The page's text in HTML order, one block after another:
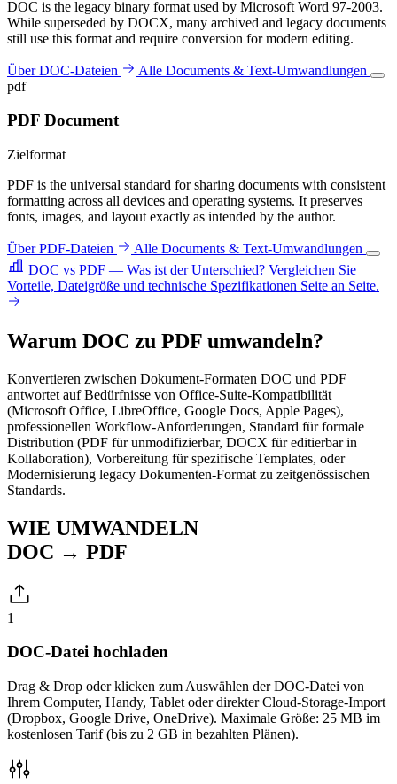
DOC is the legacy binary format used by Microsoft Word 97-2003.
While superseded by DOCX, many archived and legacy documents
still use this format and require conversion for modern editing.
Über DOC-Dateien
Alle Documents & Text-Umwandlungen
pdf
PDF Document
Zielformat
PDF is the universal standard for sharing documents with consistent
formatting across all devices and operating systems. It preserves
fonts, images, and layout exactly as intended by the author.
Über PDF-Dateien
Alle Documents & Text-Umwandlungen
DOC vs PDF — Was ist der Unterschied? Vergleichen Sie
Vorteile, Dateigröße und technische Spezifikationen Seite an Seite.
Warum DOC zu PDF umwandeln?
Konvertieren zwischen Dokument-Formaten DOC und PDF
antwortet auf Bedürfnisse von Office-Suite-Kompatibilität
(Microsoft Office, LibreOffice, Google Docs, Apple Pages),
professionellen Workflow-Anforderungen, Standard für formale
Distribution (PDF für unmodifizierbar, DOCX für editierbar in
Kollaboration), Vorbereitung für spezifische Templates, oder
Modernisierung legacy Dokumenten-Format zu zeitgenössischen
Standards.
WIE UMWANDELN
DOC → PDF
1
DOC-Datei hochladen
Drag & Drop oder klicken zum Auswählen der DOC-Datei von
Ihrem Computer, Handy, Tablet oder direkter Cloud-Storage-Import
(Dropbox, Google Drive, OneDrive). Maximale Größe: 25 MB im
kostenlosen Tarif (bis zu 2 GB in bezahlten Plänen).